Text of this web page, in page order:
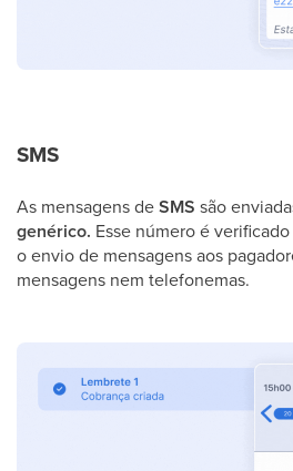
SMS
As mensagens deSMS são
genérico. Esse número é
o envio de mensagens aos
mensagens nem telefonemas.